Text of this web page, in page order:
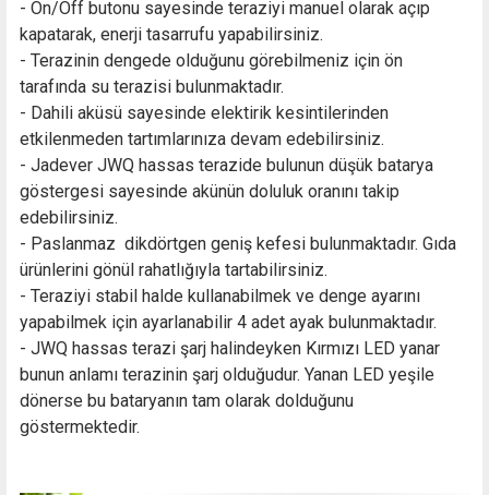
- On/Off butonu sayesinde teraziyi manuel olarak açıp
kapatarak, enerji tasarrufu yapabilirsiniz.
- Terazinin dengede olduğunu görebilmeniz için ön
tarafında su terazisi bulunmaktadır.
- Dahili aküsü sayesinde elektirik kesintilerinden
etkilenmeden tartımlarınıza devam edebilirsiniz.
- Jadever JWQ hassas terazide bulunun düşük batarya
göstergesi sayesinde akünün doluluk oranını takip
edebilirsiniz.
- Paslanmaz dikdörtgen geniş kefesi bulunmaktadır. Gıda
ürünlerini gönül rahatlığıyla tartabilirsiniz.
- Teraziyi stabil halde kullanabilmek ve denge ayarını
yapabilmek için ayarlanabilir 4 adet ayak bulunmaktadır.
- JWQ hassas terazi şarj halindeyken Kırmızı LED yanar
bunun anlamı terazinin şarj olduğudur. Yanan LED yeşile
dönerse bu bataryanın tam olarak dolduğunu
göstermektedir.